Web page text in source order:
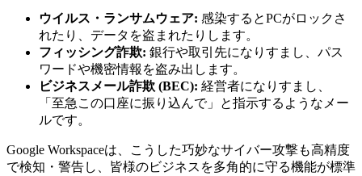
ウイルス・ランサムウェア: 感染するとPCがロックさ
れたり、データを盗まれたりします。
フィッシング詐欺: 銀行や取引先になりすまし、パス
ワードや機密情報を盗み出します。
ビジネスメール詐欺 (BEC): 経営者になりすまし、
「至急この口座に振り込んで」と指示するようなメー
ルです。
Google Workspaceは、こうした巧妙なサイバー攻撃も高精度
で検知・警告し、皆様のビジネスを多角的に守る機能が標準